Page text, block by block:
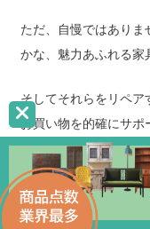
ただ、自慢ではあり
かな、魅力あふれる家
そしてそれらをリペ
お買い物を的確にサポ
ですから、せっかく
不安だから」という
問い合わせいただけた